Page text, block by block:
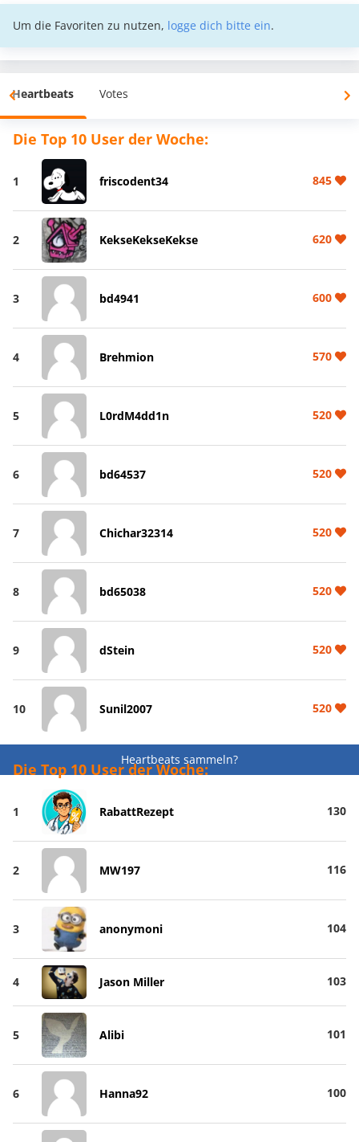
Um die Favoriten zu nutzen, logge dich bitte ein.
Heartbeats Votes
Die Top 10 User der Woche:
1 friscodent34 845
2 KekseKekseKekse 620
3 bd4941 600
4 Brehmion 570
5 L0rdM4dd1n 520
6 bd64537 520
7 Chichar32314 520
8 bd65038 520
9 dStein 520
10 Sunil2007 520
Heartbeats sammeln?
Die Top 10 User der Woche:
1 RabattRezept 130
2 MW197 116
3 anonymoni 104
4 Jason Miller 103
5 Alibi 101
6 Hanna92 100